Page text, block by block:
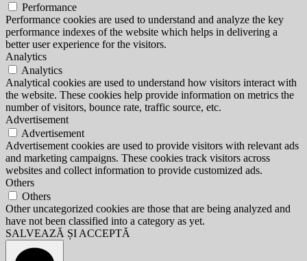
Performance
Performance cookies are used to understand and analyze the key
performance indexes of the website which helps in delivering a
better user experience for the visitors.
Analytics
Analytics
Analytical cookies are used to understand how visitors interact with
the website. These cookies help provide information on metrics the
number of visitors, bounce rate, traffic source, etc.
Advertisement
Advertisement
Advertisement cookies are used to provide visitors with relevant ads
and marketing campaigns. These cookies track visitors across
websites and collect information to provide customized ads.
Others
Others
Other uncategorized cookies are those that are being analyzed and
have not been classified into a category as yet.
SALVEAZĂ ȘI ACCEPTĂ